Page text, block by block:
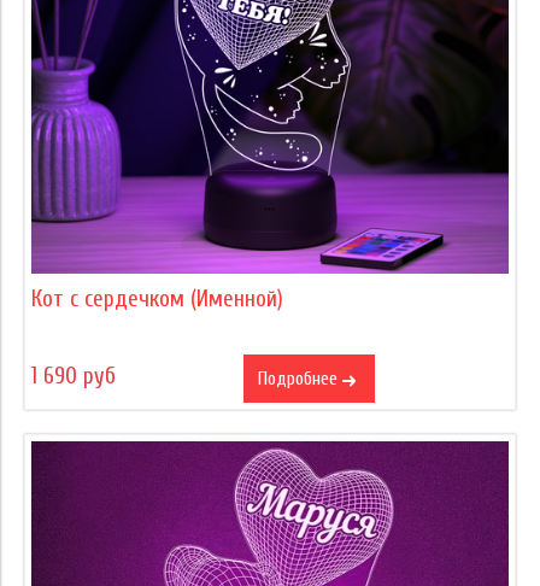
Кот с сердечком (Именной)
1 690 руб Подробнее